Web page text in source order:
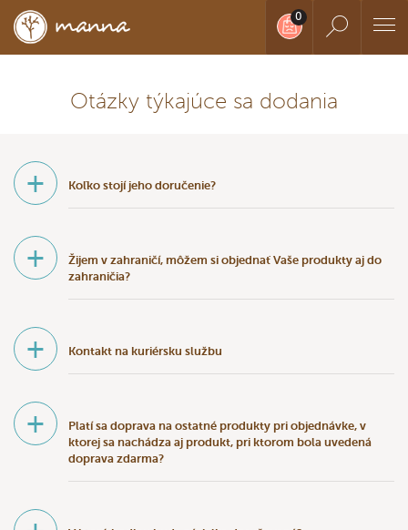
Otázky týkajúce sa dodania
+ Koľko stojí jeho doručenie?
+
Žijem v zahraničí, môžem si objednať Vaše produkty aj do
zahraničia?
+ Kontakt na kuriérsku službu
+
Platí sa doprava na ostatné produkty pri objednávke, v
ktorej sa nachádza aj produkt, pri ktorom bola uvedená
doprava zdarma?